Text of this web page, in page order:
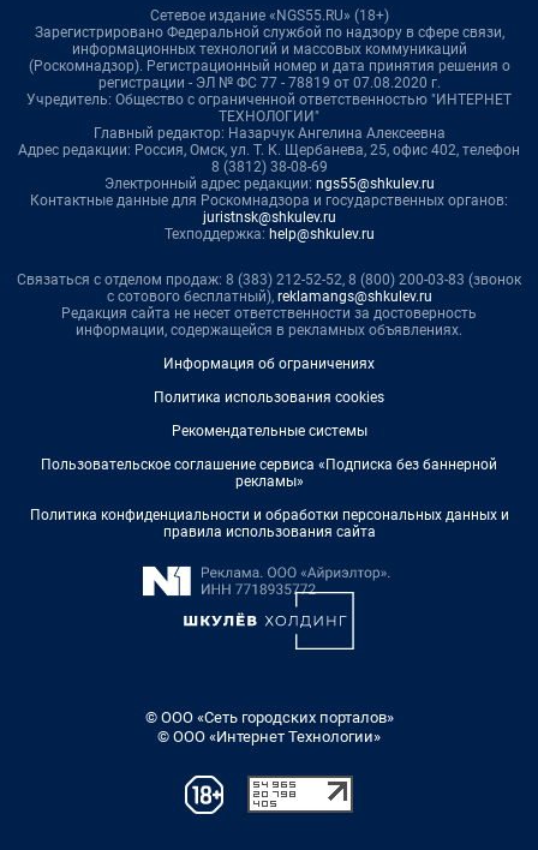
Сетевое издание «NGS55.RU» (18+)
Зарегистрировано Федеральной службой по надзору в сфере связи,
информационных технологий и массовых коммуникаций
(Роскомнадзор). Регистрационный номер и дата принятия решения о
регистрации - ЭЛ № ФС 77 - 78819 от 07.08.2020 г.
Учредитель: Общество с ограниченной ответственностью "ИНТЕРНЕТ
ТЕХНОЛОГИИ"
Главный редактор: Назарчук Ангелина Алексеевна
Адрес редакции: Россия, Омск, ул. Т. К. Щербанева, 25, офис 402, телефон
8 (3812) 38-08-69
Электронный адрес редакции: ngs55@shkulev.ru
Контактные данные для Роскомнадзора и государственных органов:
juristnsk@shkulev.ru
Техподдержка: help@shkulev.ru
Связаться с отделом продаж: 8 (383) 212-52-52, 8 (800) 200-03-83 (звонок
с сотового бесплатный), reklamangs@shkulev.ru
Редакция сайта не несет ответственности за достоверность
информации, содержащейся в рекламных объявлениях.
Информация об ограничениях
Политика использования cookies
Рекомендательные системы
Пользовательское соглашение сервиса «Подписка без баннерной
рекламы»
Политика конфиденциальности и обработки персональных данных и
правила использования сайта
© ООО «Сеть городских порталов»
© ООО «Интернет Технологии»